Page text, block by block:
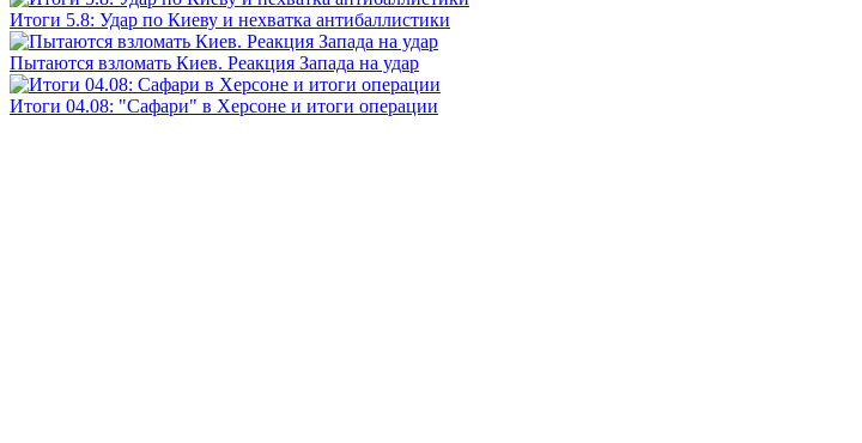
Итоги 5.8: Удар по Киеву и нехватка антибаллистики
Пытаются взломать Киев. Реакция Запада на удар
Итоги 04.08: "Сафари" в Херсоне и итоги операции